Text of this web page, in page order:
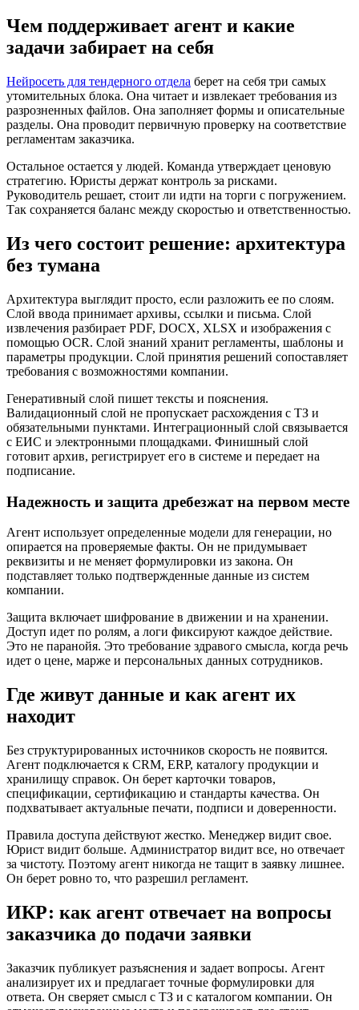
Чем поддерживает агент и какие
задачи забирает на себя
Нейросеть для тендерного отдела берет на себя три самых
утомительных блока. Она читает и извлекает требования из
разрозненных файлов. Она заполняет формы и описательные
разделы. Она проводит первичную проверку на соответствие
регламентам заказчика.
Остальное остается у людей. Команда утверждает ценовую
стратегию. Юристы держат контроль за рисками.
Руководитель решает, стоит ли идти на торги с погружением.
Так сохраняется баланс между скоростью и ответственностью.
Из чего состоит решение: архитектура
без тумана
Архитектура выглядит просто, если разложить ее по слоям.
Слой ввода принимает архивы, ссылки и письма. Слой
извлечения разбирает PDF, DOCX, XLSX и изображения с
помощью OCR. Слой знаний хранит регламенты, шаблоны и
параметры продукции. Слой принятия решений сопоставляет
требования с возможностями компании.
Генеративный слой пишет тексты и пояснения.
Валидационный слой не пропускает расхождения с ТЗ и
обязательными пунктами. Интеграционный слой связывается
с ЕИС и электронными площадками. Финишный слой
готовит архив, регистрирует его в системе и передает на
подписание.
Надежность и защита дребезжат на первом месте
Агент использует определенные модели для генерации, но
опирается на проверяемые факты. Он не придумывает
реквизиты и не меняет формулировки из закона. Он
подставляет только подтвержденные данные из систем
компании.
Защита включает шифрование в движении и на хранении.
Доступ идет по ролям, а логи фиксируют каждое действие.
Это не паранойя. Это требование здравого смысла, когда речь
идет о цене, марже и персональных данных сотрудников.
Где живут данные и как агент их
находит
Без структурированных источников скорость не появится.
Агент подключается к CRM, ERP, каталогу продукции и
хранилищу справок. Он берет карточки товаров,
спецификации, сертификацию и стандарты качества. Он
подхватывает актуальные печати, подписи и доверенности.
Правила доступа действуют жестко. Менеджер видит свое.
Юрист видит больше. Администратор видит все, но отвечает
за чистоту. Поэтому агент никогда не тащит в заявку лишнее.
Он берет ровно то, что разрешил регламент.
ИКР: как агент отвечает на вопросы
заказчика до подачи заявки
Заказчик публикует разъяснения и задает вопросы. Агент
анализирует их и предлагает точные формулировки для
ответа. Он сверяет смысл с ТЗ и с каталогом компании. Он